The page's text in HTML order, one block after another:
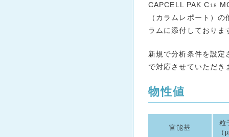
CAPCELL PAK C18
（カラムレポート）
ラムに添付しておりま
新規で分析条件を設
で対応させていただき
物性値
官能基
粒